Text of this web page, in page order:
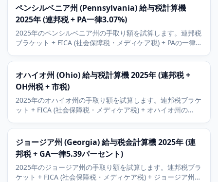
ペンシルベニア州 (Pennsylvania) 給与税計算機
2025年 (連邦税 + PA一律3.07%)
2025年のペンシルベニア州の手取り額を試算します。連邦税
ブラケット + FICA (社会保障税・メディケア税) + PAの一律
ほとんどの自治体の地方Earned Income Tax (勤労所得税) も
追加できます。
オハイオ州 (Ohio) 給与税計算機 2025年 (連邦税 +
OH州税 + 市税)
2025年のオハイオ州の手取り額を試算します。連邦税ブラケ
ット + FICA (社会保障税・メディケア税) + オハイオ州の
バス、シンシナティなどの市の地方自治体所得税も追加でき
ます。
ジョージア州 (Georgia) 給与税金計算機 2025年 (連
邦税 + GA一律5.39パーセント)
2025年のジョージア州の手取り額を試算します。連邦税ブラ
ケット + FICA (社会保障税・メディケア税) + ジョージア州の